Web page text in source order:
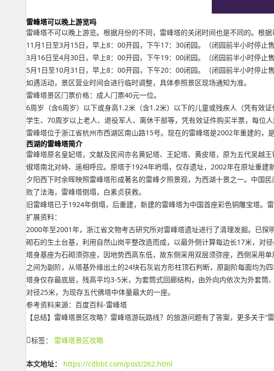
雷峰塔可以晚上游览吗
雷峰塔不可以晚上游览。根据月份的不同，雷峰塔的关闭时间也是不同的。根
11月1日至3月15日，早上8：00开园，下午17：30闭园。（闭园前半小时停止
3月16日至4月30日，早上8：00开园，下午19：00闭园。（闭园前半小时停止
5月1日至10月31日，早上8：00开园，下午20：00闭园。（闭园前半小时停止
如遇活动，景区营业时间会进行临时调整，具体参照景区现场通知为准。
雷峰塔景区门票价格：成人门票40元一位。
6周岁（含6周岁）以下或身高1.2米（含1.2米）以下的儿童或残疾人（凭有效证
学生、70周岁以上老人、退役军人、离休干部等，凭有效证件购买半票，每位人
雷峰塔位于浙江省杭州市西湖区南山路15号。现在的雷峰塔是2002年重建的，
西湖的雷峰塔简介
雷峰塔原名皇妃塔，文献及民间亦名黄妃塔、王妃塔、黄皮塔，原为五代吴越
俶塔南北对峙、遥相呼应。原塔于1924年坍塌，仅存遗址，2002年在原址重建新
夕阳西下时余晖映照雷峰塔形成著名的雷峰夕照景观，为西湖十景之一。中国
败了法海，雷峰塔倒塌，白素贞获救。
旧雷峰塔已于1924年倒塌，后重建，新建的雷峰塔为中国首座彩色铜雕宝塔。
扩展资料：
2000年至2001年，浙江省文物考古研究所对雷峰塔遗址进行了清理发掘。已
砌石的生土台基，利用自然山岗平整改造而成，以最外侧计算每边长17米，对径
塔身基座为石砌须弥座，因地势西高东低，故东侧采用双层须弥座，西侧采用
之间为副阶，从塔基外缘出土的24块石灰岩方形柱顶石判断，原副阶每面均为
塔身仅存最底层，残高平均3-5米，为套筒式回廊结构，由外向内依次为外套筒
对径25米，为现存五代佛塔中体量最大的一座。
参考资料来源：百度百科-雷峰塔
【总结】雷峰塔景区攻略？雷峰塔游玩路线？的旅游问题有了答案，更多关
标签： 雷峰塔景区攻略
本文地址：
https://cdbbt.com/post/262.html